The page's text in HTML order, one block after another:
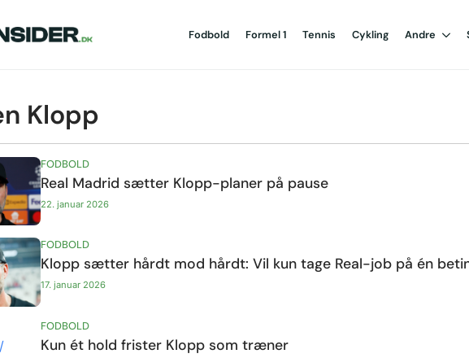
Fodbold Formel 1 Tennis Cykling Andre
Klopp
Real Madrid sætter Klopp-planer på pause
22. januar 2026
FODBOLD
Klopp sætter hårdt mod hårdt: Vil kun tage Real-job på én
17. januar 2026
FODBOLD
Kun ét hold frister Klopp som træner
FODBOLD